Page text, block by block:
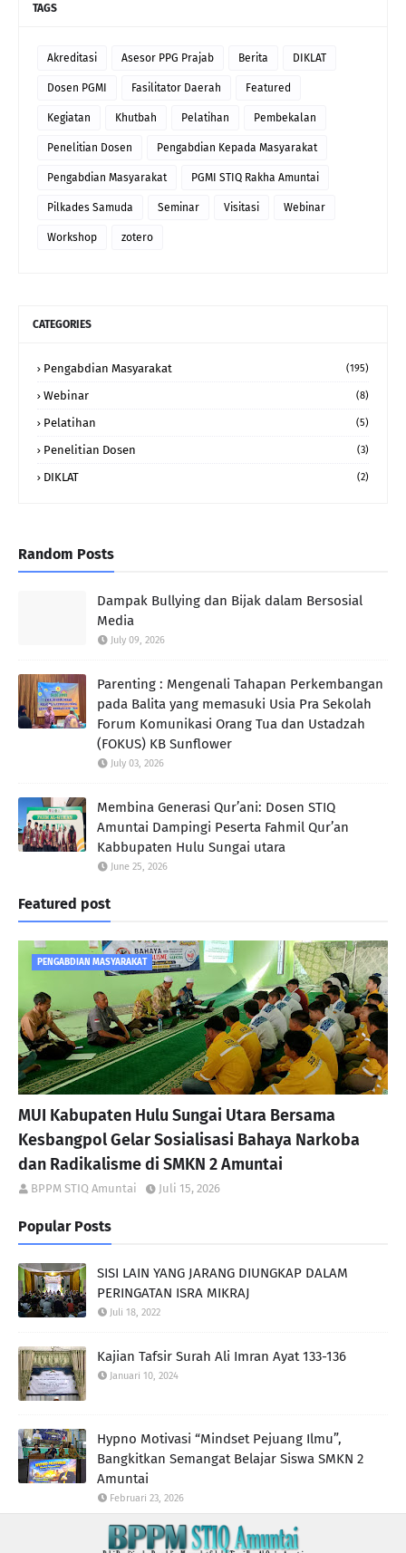
TAGS
Akreditasi Asesor PPG Prajab Berita DIKLAT
Dosen PGMI Fasilitator Daerah Featured
Kegiatan Khutbah Pelatihan Pembekalan
Penelitian Dosen Pengabdian Kepada Masyarakat
Pengabdian Masyarakat PGMI STIQ Rakha Amuntai
Pilkades Samuda Seminar Visitasi Webinar
Workshop zotero
CATEGORIES
Pengabdian Masyarakat (195)
Webinar (8)
Pelatihan (5)
Penelitian Dosen (3)
DIKLAT (2)
Random Posts
Dampak Bullying dan Bijak dalam Bersosial
Media
July 09, 2026
Parenting : Mengenali Tahapan Perkembangan
pada Balita yang memasuki Usia Pra Sekolah
Forum Komunikasi Orang Tua dan Ustadzah
(FOKUS) KB Sunflower
July 03, 2026
Membina Generasi Qur’ani: Dosen STIQ
Amuntai Dampingi Peserta Fahmil Qur’an
Kabbupaten Hulu Sungai utara
June 25, 2026
Featured post
PENGABDIAN MASYARAKAT
MUI Kabupaten Hulu Sungai Utara Bersama
Kesbangpol Gelar Sosialisasi Bahaya Narkoba
dan Radikalisme di SMKN 2 Amuntai
BPPM STIQ Amuntai Juli 15, 2026
Popular Posts
SISI LAIN YANG JARANG DIUNGKAP DALAM
PERINGATAN ISRA MIKRAJ
Juli 18, 2022
Kajian Tafsir Surah Ali Imran Ayat 133-136
Januari 10, 2024
Hypno Motivasi “Mindset Pejuang Ilmu”,
Bangkitkan Semangat Belajar Siswa SMKN 2
Amuntai
Februari 23, 2026